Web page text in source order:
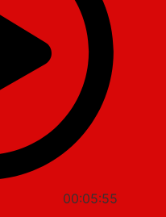
00:05:55